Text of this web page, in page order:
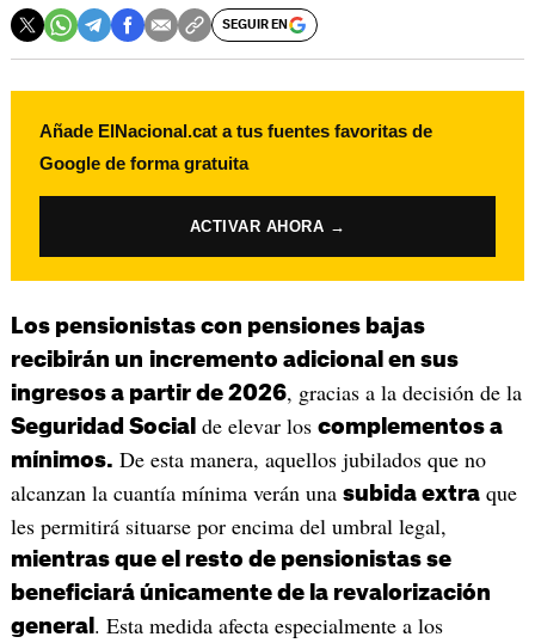
SEGUIR EN
Añade ElNacional.cat a tus fuentes favoritas de
Google de forma gratuita
ACTIVAR AHORA →
Los pensionistas con pensiones bajas
recibirán un incremento adicional en sus
ingresos a partir de 2026, gracias a la decisión de la
Seguridad Social de elevar los complementos a
mínimos. De esta manera, aquellos jubilados que no
alcanzan la cuantía mínima verán una subida extraque
les permitirá situarse por encima del umbral legal,
mientras que el resto de pensionistas se
beneficiará únicamente de la revalorización
general . Esta medida afecta especialmente a los